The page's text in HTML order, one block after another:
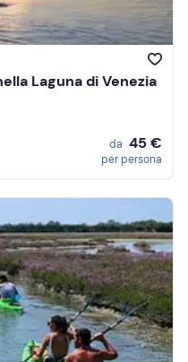
Laguna di Venezia
da 45 €
per persona